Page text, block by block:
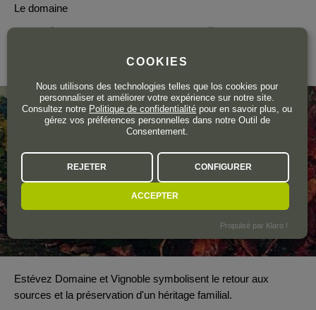
Le domaine
Estévez Domaine et Vignoble symbolisent le retour aux
sources et la préservation d'un héritage familial.
COOKIES
Nous utilisons des technologies telles que los cookies pour
personnaliser et améliorer votre expérience sur notre site.
Consultez notre Politique de confidentialité pour en savoir plus, ou
gérez vos préférences personnelles dans notre Outil de
Consentement.
REJETER CONFIGURER
ACCEPTER
Propulsé par Klaro !